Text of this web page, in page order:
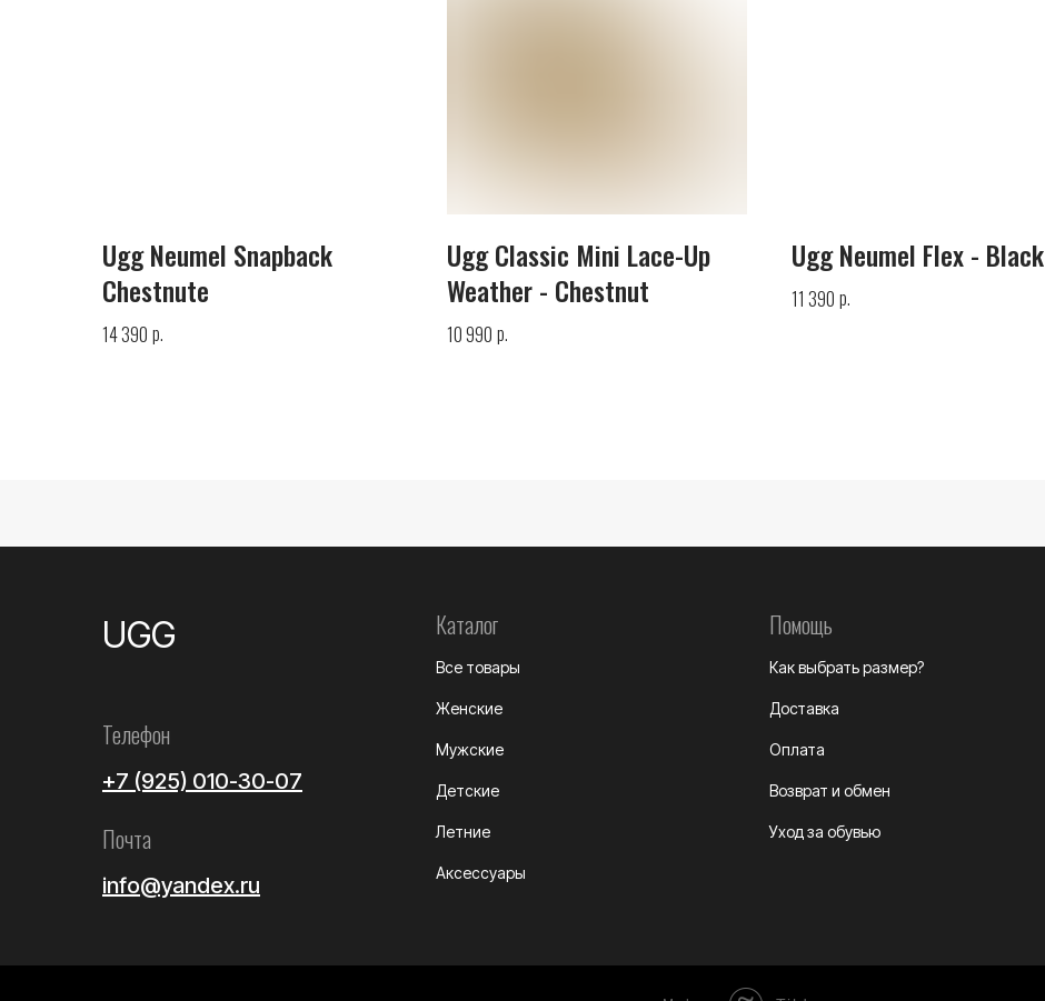
Ugg Neumel Snapback
Chestnute
14 390 р.
Ugg Classic Mini Lace-Up
Weather - Chestnut
10 990 р.
Ugg Neumel Flex - Black
11 390 р.
UGG Каталог
Телефон
Почта
Помощь
Все товары
Женские
Мужские
Детские
Летние
Аксессуары
Как выбрать размер?
Доставка
Оплата
Возврат и обмен
Уход за обувью
+7 (925) 010-30-07
info@yandex.ru